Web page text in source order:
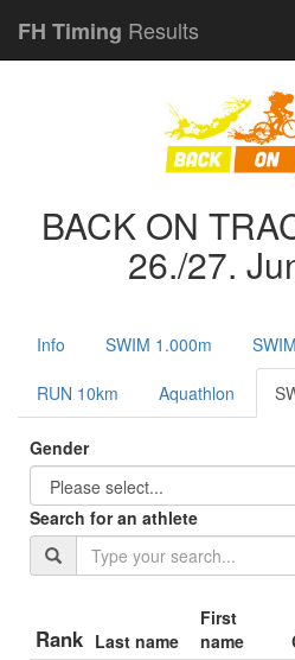
FH Timing Results
BACK ON
26./27.
Info SWIM 1.000m
RUN 10km Aquathlon
Gender
Search for an athlete
Rank Last name
First
name